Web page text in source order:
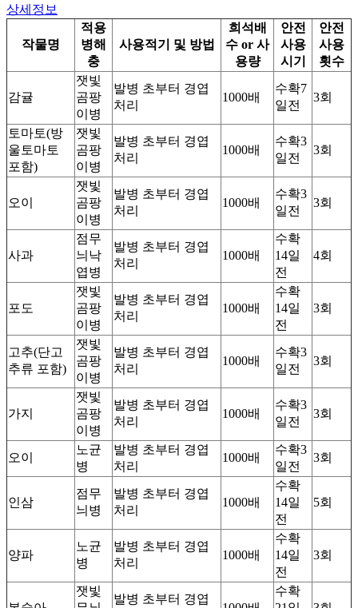
상세정보
작물명
적용
병해
충
사용적기 및 방법
희석배
수 or 사
용량
안전
사용
시기
안전
사용
횟수
감귤
잿빛
곰팡
이병
발병 초부터 경엽
처리
1000배
수확7
일전
3회
토마토(방
울토마토
포함)
잿빛
곰팡
이병
발병 초부터 경엽
처리
1000배
수확3
일전
3회
오이
잿빛
곰팡
이병
발병 초부터 경엽
처리
1000배
수확3
일전
3회
사과
점무
늬낙
엽병
발병 초부터 경엽
처리
1000배
수확
14일
전
4회
포도
잿빛
곰팡
이병
발병 초부터 경엽
처리
1000배
수확
14일
전
3회
고추(단고
추류 포함)
잿빛
곰팡
이병
발병 초부터 경엽
처리
1000배
수확3
일전
3회
가지
잿빛
곰팡
이병
발병 초부터 경엽
처리
1000배
수확3
일전
3회
오이
노균
병
발병 초부터 경엽
처리
1000배
수확3
일전
3회
인삼
점무
늬병
발병 초부터 경엽
처리
1000배
수확
14일
전
5회
양파
노균
병
발병 초부터 경엽
처리
1000배
수확
14일
전
3회
잿빛
발병 초부터 경엽
수확